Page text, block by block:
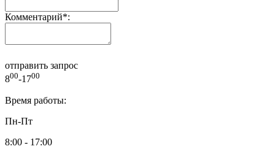
Комментарий*:
отправить запрос
800-1700
Время работы:
Пн-Пт
8:00 - 17:00